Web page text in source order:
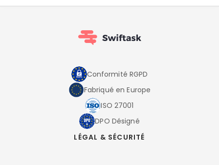
Conformité RGPD
Fabriqué en Europe
ISO 27001
DPO Désigné
LÉGAL & SÉCURITÉ